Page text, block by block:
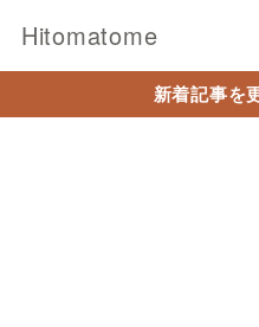
Hitomatome
新着記事を